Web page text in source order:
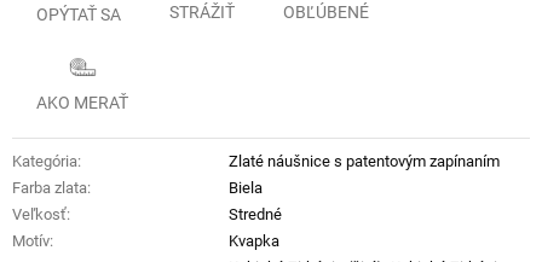
OPÝTAŤ SA STRÁŽIŤ OBĽÚBENÉ
AKO MERAŤ
Kategória:
Zlaté náušnice s patentovým zapínaním
Farba zlata:
Biela
Veľkosť:
Stredné
Motív:
Kvapka